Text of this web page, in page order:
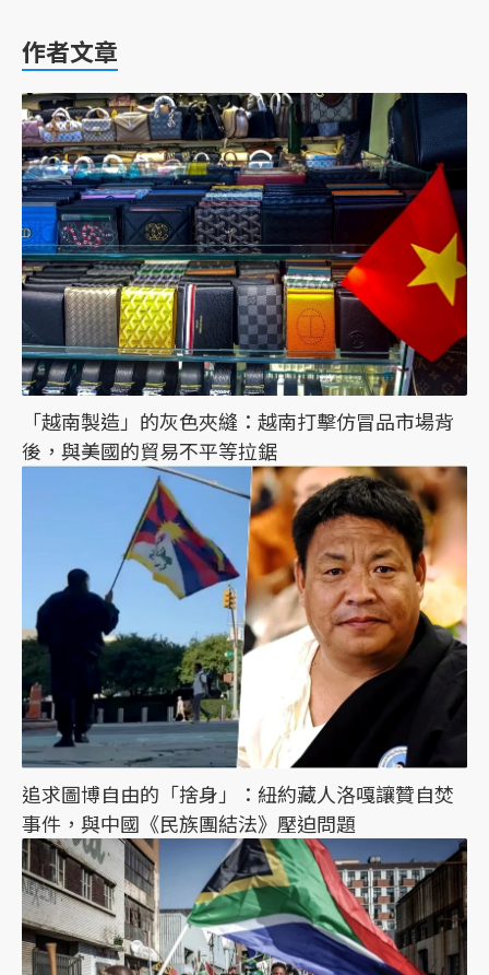
作者文章
「越南製造」的灰色夾縫：越南打擊仿冒品市場背
後，與美國的貿易不平等拉鋸
追求圖博自由的「捨身」：紐約藏人洛嘎讓贊自焚
事件，與中國《民族團結法》壓迫問題